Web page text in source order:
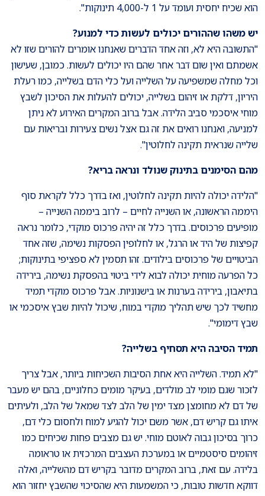
הוא שכיח יחסית ועומד על 1 ל-4,000 תינוקות".
יש משהו שההורים יכולים לעשות כדי למנוע?
"התשובה היא לא, וזה אחד הדברים שאנחנו אומרים להורים שזו לא
אשמתם ואין שום דבר אחר שהם היו יכולים לעשות. כמובן, שעישון
וכל מחלה שמשפיעה על השלייה ועל כלי הדם בשלייה, כמו רעלת
היריון, דלקת או זיהום בשלייה, יכולים להעלות את הסיכון לשבץ
מוחי איסכמי סביב הלידה. אבל ברוב המקרים האירוע לא ניתן
למניעה, ואנחנו רואים את זה גם אצל נשים צעירות ובריאות עם
שלייה שנראית תקינה לחלוטין".
מהם הסימנים בתינוק שנולד ונראה בריא?
"הלידה יכולה להיות תקינה לחלוטין, ואז בדרך כלל לקראת סוף
היממה הראשונה, או השנייה לחיים – לרוב ביממה השנייה –
מופיעים פרכוסים. בדרך כלל זה יהיה פרכוס מוקדי, כלומר נראה
קפיצות של היד או הרגל, או לחלופין הפסקות נשימה, שזה אחד
הביטויים של פרכוסים בילודים. זהו תסמין לא ספציפי בתינוקות;
כל הפרעה מוחית יכולה לבוא לידי ביטוי בהפסקת נשימה, בירידה
בתיאבון, בירידה בערנות או בישנוניות. אבל פרכוס מוקדי תמיד
מחשיד לכך שיש תהליך מוקדי במוח, שיכול להיות שבץ איסכמי או
שבץ דימומי".
תמיד הסיבה היא תסחיף בשלייה?
"לא תמיד. השלייה היא אחת הסיבות השכיחות ביותר, אבל צריך
לזכור שגם מומי לב מולדים, בעיקר מומים כחלוניים, בהם יש מעבר
של דם לא מחומצן מצד ימין של הלב לצד שמאל של הלב, ולעיתים
איתו גם קריש דם, אשר משם יכול להגיע למוח ולחסום כלי דם,
כרוך בסיכון גבוה לאוטם מוחי. יש גם מצבים פחות שכיחים כמו
זיהומים סיסטמיים או במערכת העצבים המרכזית או טראומה
בלידה. עם זאת, ברוב המקרים מדובר בקריש דם מהשלייה, ואלה
דווקא חדשות טובות, כי המשמעות היא שהסיכוי שהשבץ יחזור הוא